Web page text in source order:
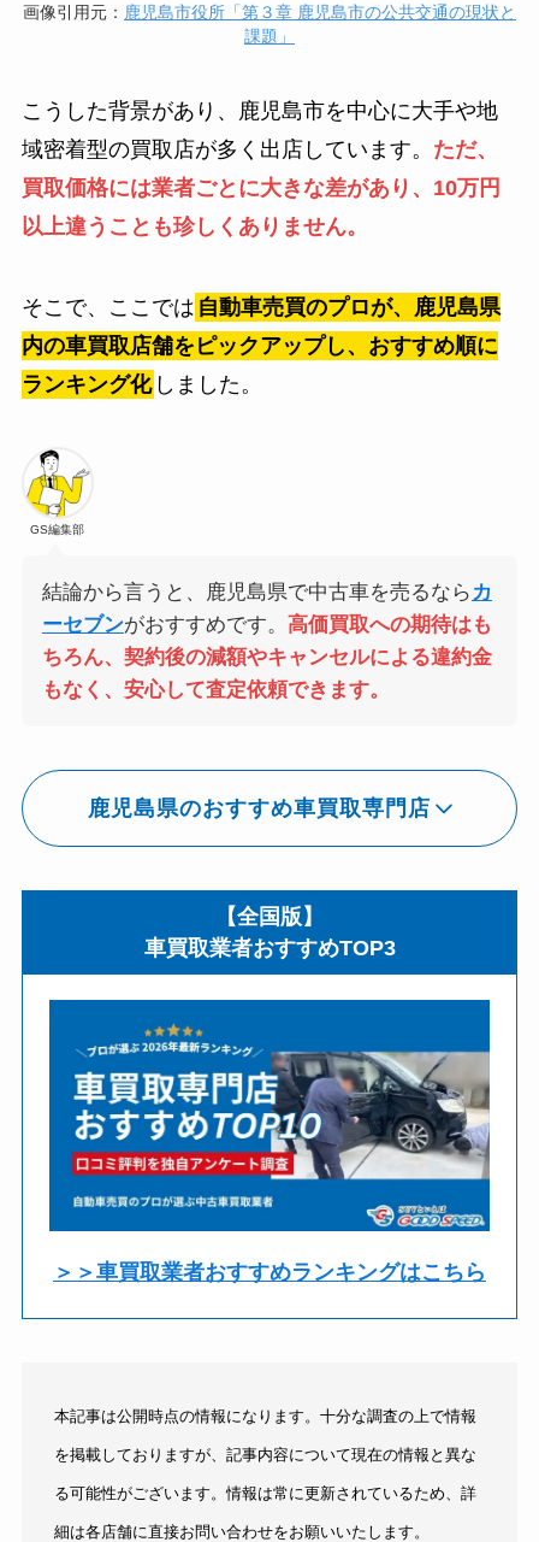
画像引用元： 鹿児島市役所「第３章 鹿児島市の公共交通の現状と
課題」
こうした背景があり、鹿児島市を中心に大手や地
域密着型の買取店が多く出店しています。 ただ、
買取価格には業者ごとに大きな差があり、10万円
以上違うことも珍しくありません。
そこで、ここでは 自動車売買のプロが、鹿児島県
内の車買取店舗をピックアップし、おすすめ順に
ランキング化 しました。
GS編集部
結論から言うと、鹿児島県で中古車を売るならカ
ーセブンがおすすめです。 高価買取への期待はも
ちろん、契約後の減額やキャンセルによる違約金
もなく、安心して査定依頼できます。
鹿児島県のおすすめ車買取専門店
【全国版】
車買取業者おすすめTOP3
＞＞車買取業者おすすめランキングはこちら
本記事は公開時点の情報になります。十分な調査の上で情報
を掲載しておりますが、記事内容について現在の情報と異な
る可能性がございます。情報は常に更新されているため、詳
細は各店舗に直接お問い合わせをお願いいたします。